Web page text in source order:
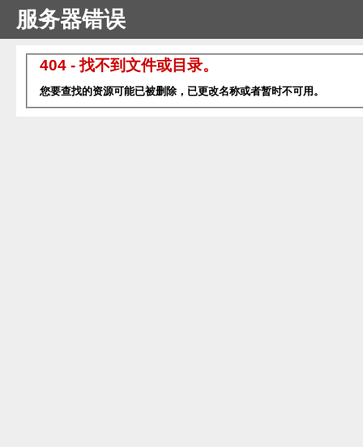
服务器错误
404 - 找不到文件或目录。
您要查找的资源可能已被删除，已更改名称或者暂时不可用。